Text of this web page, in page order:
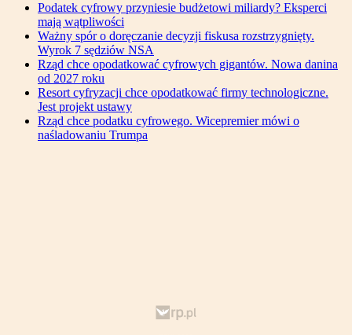
Podatek cyfrowy przyniesie budżetowi miliardy? Eksperci
mają wątpliwości
Ważny spór o doręczanie decyzji fiskusa rozstrzygnięty.
Wyrok 7 sędziów NSA
Rząd chce opodatkować cyfrowych gigantów. Nowa danina
od 2027 roku
Resort cyfryzacji chce opodatkować firmy technologiczne.
Jest projekt ustawy
Rząd chce podatku cyfrowego. Wicepremier mówi o
naśladowaniu Trumpa